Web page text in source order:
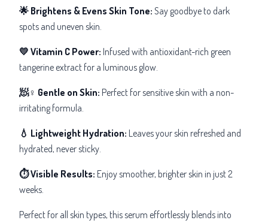
🌟 Brightens & Evens Skin Tone: Say goodbye to dark
spots and uneven skin.
💛 Vitamin C Power: Infused with antioxidant-rich green
tangerine extract for a luminous glow.
🧖♀️ Gentle on Skin: Perfect for sensitive skin with a non-
irritating formula.
💧 Lightweight Hydration: Leaves your skin refreshed and
hydrated, never sticky.
⏱ Visible Results: Enjoy smoother, brighter skin in just 2
weeks.
Perfect for all skin types, this serum effortlessly blends into